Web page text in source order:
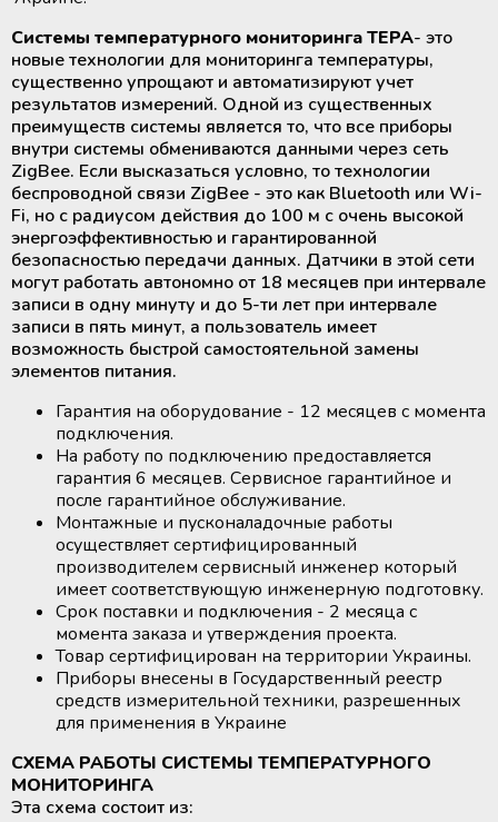
крови на компоненты
Выжиматели (прокатыватели)
трубок контейнеров для крови
Стенд для контроля за процессом
лейкофильтрации крови
Центрифуги для банков крови
Холодильники для хранения
крови и ее компонентов
Шейкеры и инкубаторы для
тромбоцитов
Быстрозамораживатели плазмы
крови
Размораживатели плазмы крови и
стволовых клеток
ТермоСумки для транспортировки
компонентов крови
Устройства для стерильного
соединения полимерных
магистралей
Лабораторные климатические
камеры
Медицинские ТермоСумки и
ТермоКонтейнеры
Медицинские аккумуляторы
холода и тепла
Регистраторы температуры
(логгеры) для транспортировки
термолабильных препаратов
мониторинга температуры
(Дистанционный температурный
мониторинг)
Дополнительные материалы к
холодильному оборудованию
Климатические камеры
лабораторные
Инкубаторы СО2
Анализаторы лабораторные и
медицинские
Сушильные шкафы
Термосварочные аппараты
Ультразвуковые очистители
Мебель с нержавеющей сталі
Системы очистки воды
Парогенераторы
Индикаторы и тесты для
стерилизации и мониторинга
оборудования
Рулоны и пакеты для
стерилизации
Медицинское оборудование и
расходные материалы для
трансплантации органов
крови на компоненты
Выжиматели (прокатыватели)
трубок контейнеров для крови
Стенд для контроля за процессом
лейкофильтрации крови
Центрифуги для банков крови
Холодильники для хранения
крови и ее компонентов
Шейкеры и инкубаторы для
тромбоцитов
Быстрозамораживатели плазмы
крови
Размораживатели плазмы крови и
стволовых клеток
ТермоСумки для транспортировки
компонентов крови
Устройства для стерильного
соединения полимерных
магистралей
Лабораторные климатические
камеры
Медицинские ТермоСумки и
ТермоКонтейнеры
Медицинские аккумуляторы
холода и тепла
Регистраторы температуры
(логгеры) для транспортировки
термолабильных препаратов
мониторинга температуры
(Дистанционный температурный
мониторинг)
Дополнительные материалы к
холодильному оборудованию
Климатические камеры
лабораторные
Инкубаторы СО2
Анализаторы лабораторные и
медицинские
Сушильные шкафы
Термосварочные аппараты
Ультразвуковые очистители
Мебель с нержавеющей сталі
Системы очистки воды
Парогенераторы
Индикаторы и тесты для
стерилизации и мониторинга
оборудования
Рулоны и пакеты для
стерилизации
Системы температурного мониторинга ТЕРА- это
новые технологии для мониторинга температуры,
существенно упрощают и автоматизируют учет
результатов измерений. Одной из существенных
преимуществ системы является то, что все приборы
внутри системы обмениваются данными через сеть
ZigBee. Если высказаться условно, то технологии
беспроводной связи ZigBee - это как Bluetooth или Wi-
Fi, но с радиусом действия до 100 м с очень высокой
энергоэффективностью и гарантированной
безопасностью передачи данных. Датчики в этой сети
могут работать автономно от 18 месяцев при интервале
записи в одну минуту и ​​до 5-ти лет при интервале
записи в пять минут, а пользователь имеет
возможность быстрой самостоятельной замены
элементов питания.
Гарантия на оборудование - 12 месяцев с момента
подключения.
На работу по подключению предоставляется
гарантия 6 месяцев. Сервисное гарантийное и
после гарантийное обслуживание.
Монтажные и пусконаладочные работы
осуществляет сертифицированный
производителем сервисный инженер который
имеет соответствующую инженерную подготовку.
Срок поставки и подключения - 2 месяца с
момента заказа и утверждения проекта.
Товар сертифицирован на территории Украины.
Приборы внесены в Государственный реестр
средств измерительной техники, разрешенных
для применения в Украине
СХЕМА РАБОТЫ СИСТЕМЫ ТЕМПЕРАТУРНОГО
МОНИТОРИНГА
Эта схема состоит из: